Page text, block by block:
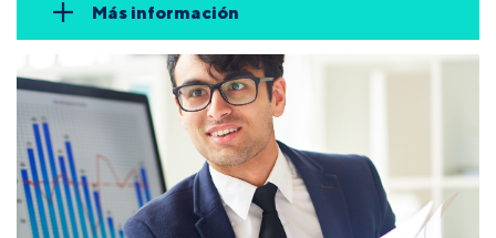
Más información